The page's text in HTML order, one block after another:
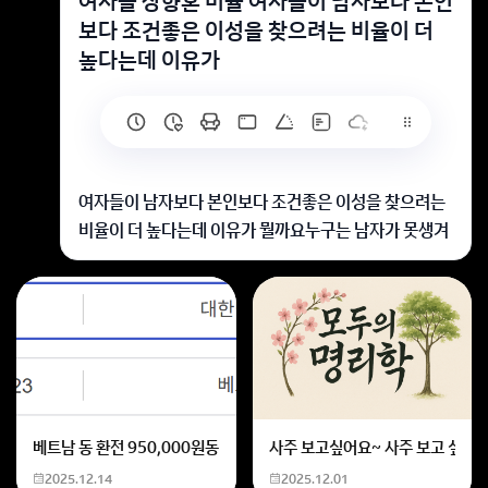
보다 조건좋은 이성을 찾으려는 비율이 더
높다는데 이유가
여자들이 남자보다 본인보다 조건좋은 이성을 찾으려는
비율이 더 높다는데 이유가 뭘까요누구는 남자가 못생겨
서 조건이라도 좋은 남자를 찾으려고 하는거라던데 이거
도 근거가 되나요
남자가 되도록 어리고 예쁜여자 찾는 것 처럼 여자는 상
향혼을 찾는 것입니다.
좀 못생기고 나이가 많아도 돈과 경제력이 뛰어나면 결혼
을 하기도 하지요.
어리고 예쁜 여자가 남자에게
베트남 동 환전 950,000원동 한화 계산할때0하나 빼고 나누기 2하면
2025.12.14
사주 보고싶어요~ 사주 보고 싶
2025.12.01